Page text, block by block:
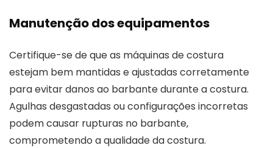
Manutenção dos equipamentos
Certifique-se de que as máquinas de costura
estejam bem mantidas e ajustadas corretamente
para evitar danos ao barbante durante a costura.
Agulhas desgastadas ou configurações incorretas
podem causar rupturas no barbante,
comprometendo a qualidade da costura.